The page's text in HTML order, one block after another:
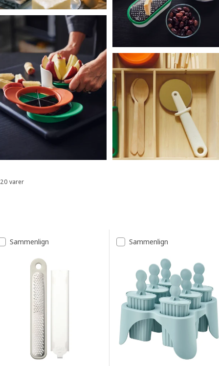
Sorter og filtrer
20 varer
Resultatliste
Sammenlign Sammenlign